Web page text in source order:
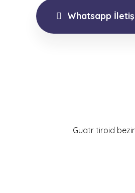
Whatsapp
Guatr tiroid